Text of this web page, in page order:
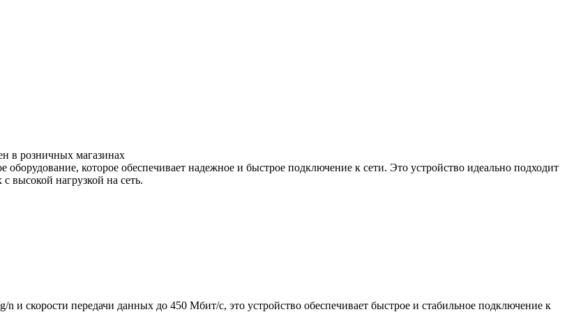
в розничных магазинах
которое обеспечивает надежное и быстрое подключение к сети. Это устройство идеально подходит
высокой нагрузкой на сеть.
n и скорости передачи данных до 450 Мбит/с, это устройство обеспечивает быстрое и стабильное подключение к